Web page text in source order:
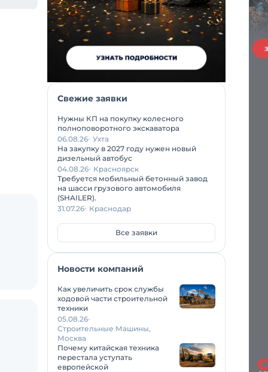
Свежие заявки
Нужны КП на покупку колесного
полноповоротного экскаватора
06.08.26 Ухта
На закупку в 2027 году нужен новый
дизельный автобус
04.08.26 Красноярск
Требуется мобильный бетонный завод
на шасси грузового автомобиля
(SHAILER).
31.07.26 Краснодар
Все заявки
Новости компаний
Как увеличить срок службы
ходовой части строительной
техники
05.08.26
Строительные Машины,
Москва
Почему китайская техника
перестала уступать
европейской